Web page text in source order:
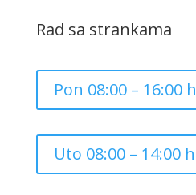
Rad sa strankama
Pon 08:00 – 16:00 h
Uto 08:00 – 14:00 h